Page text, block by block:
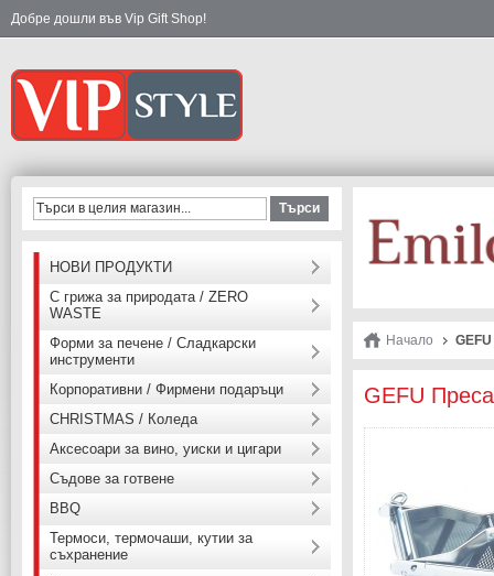
Добре дошли във Vip Gift Shop!
Начало
GEFU
Търси
НОВИ ПРОДУКТИ
С грижа за природата / ZERO
WASTE
Форми за печене / Сладкарски
инструменти
Корпоративни / Фирмени подаръци
CHRISTMAS / Коледа
Аксесоари за вино, уиски и цигари
Съдове за готвене
BBQ
Термоси, термочаши, кутии за
съхранение